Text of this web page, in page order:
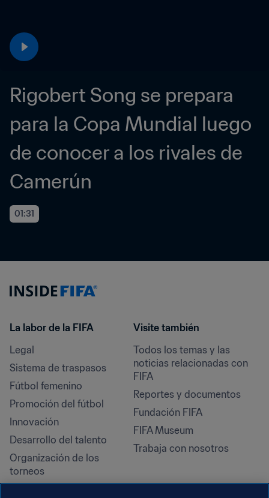
Rigobert Song se prepara
para la Copa Mundial luego
de conocer a los rivales de
Camerún
01:31
La labor de la FIFA
Legal
Sistema de traspasos
Fútbol femenino
Promoción del fútbol
Innovación
Desarrollo del talento
Organización de los
torneos
Visite también
Todos los temas y las
noticias relacionadas con
FIFA
Reportes y documentos
Fundación FIFA
FIFA Museum
Trabaja con nosotros